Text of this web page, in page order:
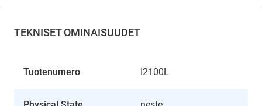
TEKNISET OMINAISUUDET
Tuotenumero I2100L